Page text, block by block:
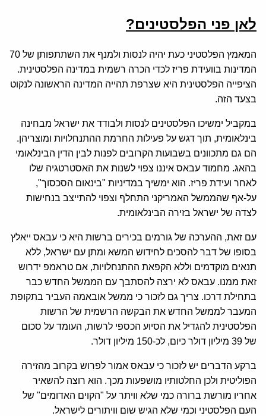
לאן פני הפלסטינים?
המאמץ הפלסטיני כעת יהיה לנסות ולמנף את השתתפותן של 70
המדינות בוועידת פריז לכדי הכרה רשמית במדינה הפלסטינית.
הציפייה הפלסטינית היא שצרפת תהייה המדינה הראשונה לנקוט
בצעד הזה.
במקביל ימשיכו הפלסטינים לנסות ולבודד את ישראל מבחינה
בינלאומית, תוך דגש על פעילות החרמת ההתנחלויות ומוצריהן.
הם גם מתכוונים בשבועות הקרובים לפנות לבין הדין הבינלאומי
בהאג. מחמוד עבאס איננו צפוי לשנות את האסטרטגיה שלו
לאחר ועידת פריז. הוא ימשיך במדיניות "בינאום הסכסוך",
על-אף שהממשל האמריקני התחלף וצפוי להתייצב בנחישות
לצדה של ישראל בזירה הבינלאומית.
עם זאת, ההערכה של גורמים בכירים ברשות היא כי עבאס ייאלץ
בסופו של דבר להסכים לחידוש המשא ומתן עם ישראל, ללא
תנאים מוקדמים וללא הקפאת ההתנחלויות, אם טראמפ ידרוש
זאת ממנו. עבאס לא ירצה להסתבך עם הממשל החדש כבר
בתחילת דרכו. צריך גם לזכור כי ממשל אובאמה העביר בתקופת
המעבר לממשל החדש את הבקשה הרשמית של הרשות
הפלסטינית להגדיל את הסיוע הכספי לרשות, העומד על סכום
של 39 מיליון דולר כיום, לכ-150 מיליון דולר.
ברקע הדברים יש לזכור כי עבאס אמור לפרוש בקרוב מהזירה
הפוליטית ולכן החלטותיו מושפעות מכך. הוא רוצה להשאיר
אחריו מורשת ברורה כמי שלא וויתר על "הקוים האדומים" של
העם הפלסטיני וכמי שלא הגיש שום וויתורים לישראל.